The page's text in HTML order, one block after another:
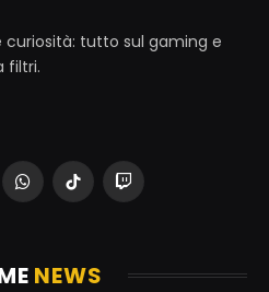
curiosità: tutto sul gaming e
filtri.
WhatsAppTikTokTwitch
NEWS